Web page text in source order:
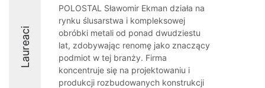
Laureaci
POLOSTAL Sławomir Ekman działa na
rynku ślusarstwa i kompleksowej
obróbki metali od ponad dwudziestu
lat, zdobywając renomę jako znaczący
podmiot w tej branży. Firma
koncentruje się na projektowaniu i
produkcji rozbudowanych konstrukcji